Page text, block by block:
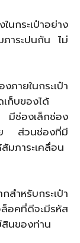
นกระเป๋าอย่าง
ภาระปนกัน ไม่
ภายในกระเป๋า
ก็บของได้
มีช่องเล็กช่อง
ย ส่วนช่องที่มี
มภาระเคลื่อน
ำหรับกระเป๋า
อคที่ดีจะมีรหัส
นของท่าน